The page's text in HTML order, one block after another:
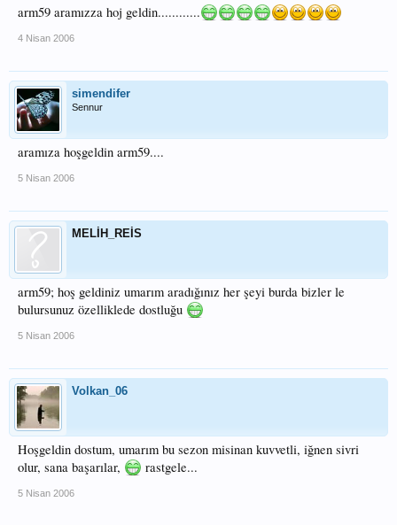
arm59 aramızza hoj geldin............
4 Nisan 2006
simendifer
Sennur
aramıza hoşgeldin arm59....
5 Nisan 2006
MELİH_REİS
arm59; hoş geldiniz umarım aradığınız her şeyi burda bizler le
bulursunuz özelliklede dostluğu
5 Nisan 2006
Volkan_06
Hoşgeldin dostum, umarım bu sezon misinan kuvvetli, iğnen sivri
olur, sana başarılar,
rastgele...
5 Nisan 2006